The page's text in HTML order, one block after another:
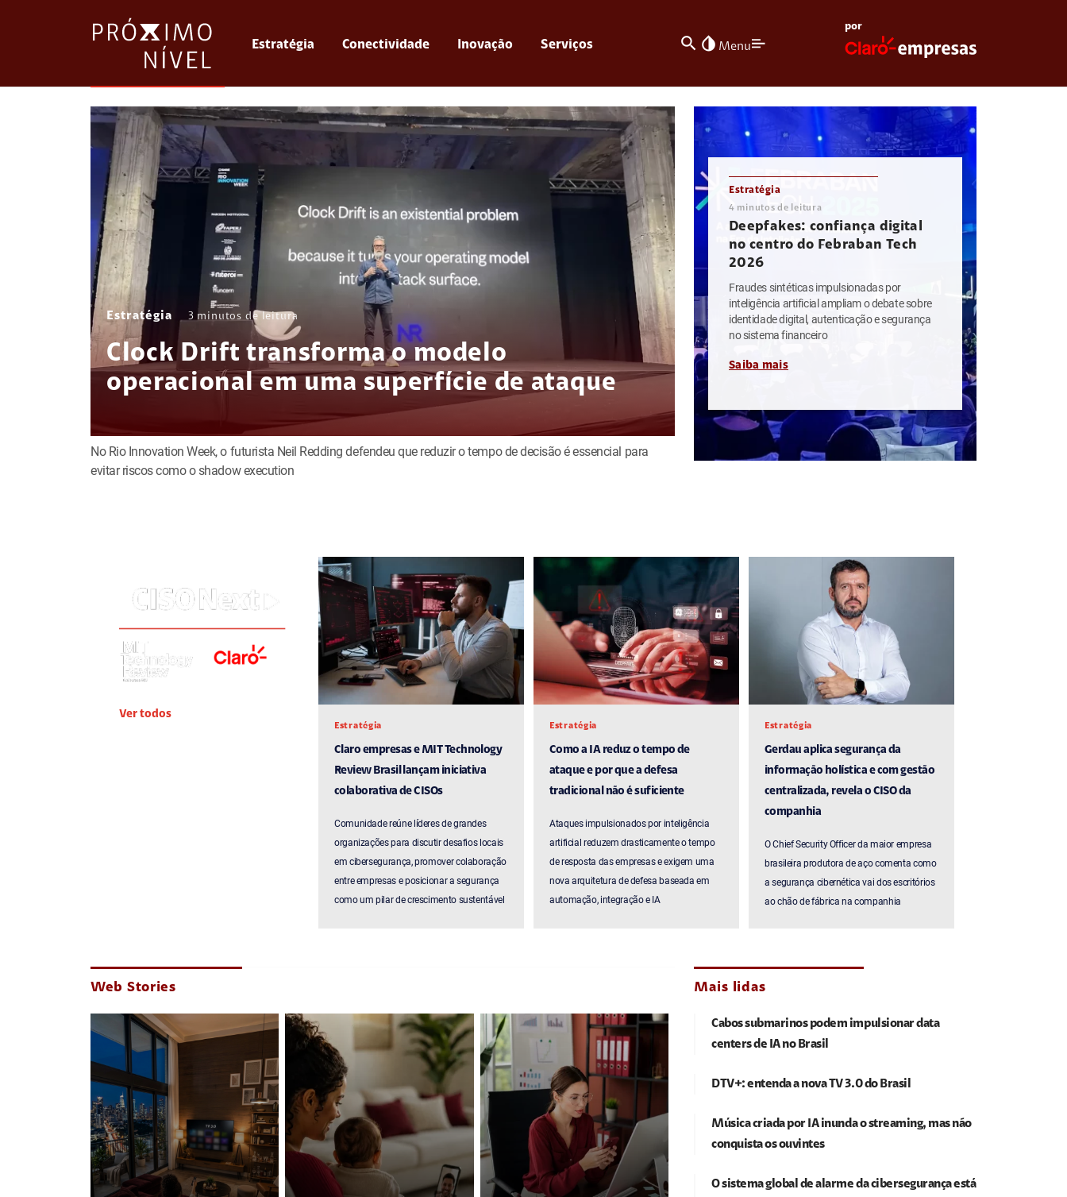
Estratégia Conectividade Inovação Serviços search invert_colors Menu
por
Estratégia 3 minutos de leitura
Clock Drift transforma o modelo
operacional em uma superfície de ataque
No Rio Innovation Week, o futurista Neil Redding defendeu que reduzir o tempo de decisão é essencial para
evitar riscos como o shadow execution
Estratégia
4 minutos de leitura
Deepfakes: confiança digital
no centro do Febraban Tech
2026
Fraudes sintéticas impulsionadas por
inteligência artificial ampliam o debate sobre
identidade digital, autenticação e segurança
no sistema financeiro
Saiba mais
Ver todos
Estratégia
Claro empresas e MIT Technology
Review Brasil lançam iniciativa
colaborativa de CISOs
Comunidade reúne líderes de grandes
organizações para discutir desafios locais
em cibersegurança, promover colaboração
entre empresas e posicionar a segurança
como um pilar de crescimento sustentável
Estratégia
Como a IA reduz o tempo de
ataque e por que a defesa
tradicional não é suficiente
Ataques impulsionados por inteligência
artificial reduzem drasticamente o tempo
de resposta das empresas e exigem uma
nova arquitetura de defesa baseada em
automação, integração e IA
Estratégia
Gerdau aplica segurança da
informação holística e com gestão
centralizada, revela o CISO da
companhia
O Chief Security Officer da maior empresa
brasileira produtora de aço comenta como
a segurança cibernética vai dos escritórios
ao chão de fábrica na companhia
Web Stories Mais lidas
Cabos submarinos podem impulsionar data
centers de IA no Brasil
DTV+: entenda a nova TV 3.0 do Brasil
Música criada por IA inunda o streaming, mas não
conquista os ouvintes
O sistema global de alarme da cibersegurança está